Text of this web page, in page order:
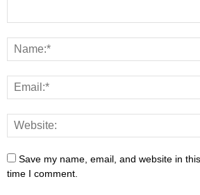
Save my name, email, and website in
time I comment.